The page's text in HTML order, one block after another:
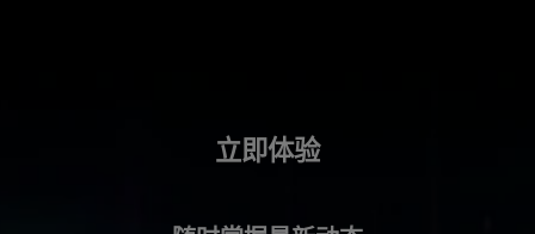
立即体验